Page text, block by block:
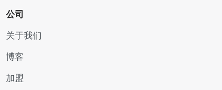
公司
关于我们
博客
加盟